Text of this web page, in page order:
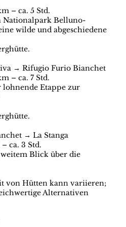
– ca. 5 Std.
Belluno-
wilde und abgeschiedene
→ Rifugio Furio Bianchet
– ca. 7 Std.
lohnende Etappe zur
→ La Stanga
ca. 3 Std.
Blick über die
von Hütten kann variieren;
Alternativen